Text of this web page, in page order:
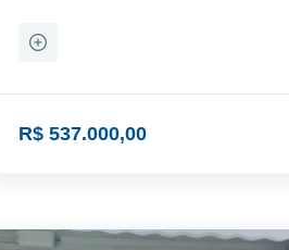
R$ 537.000,00